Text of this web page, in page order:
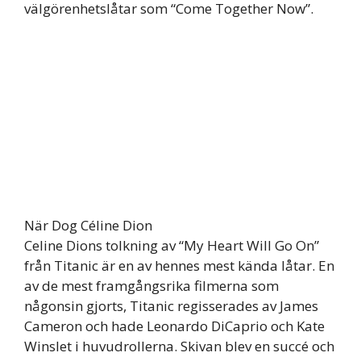
välgörenhetslåtar som “Come Together Now”.
När Dog Céline Dion
Celine Dions tolkning av “My Heart Will Go On”
från Titanic är en av hennes mest kända låtar. En
av de mest framgångsrika filmerna som
någonsin gjorts, Titanic regisserades av James
Cameron och hade Leonardo DiCaprio och Kate
Winslet i huvudrollerna. Skivan blev en succé och